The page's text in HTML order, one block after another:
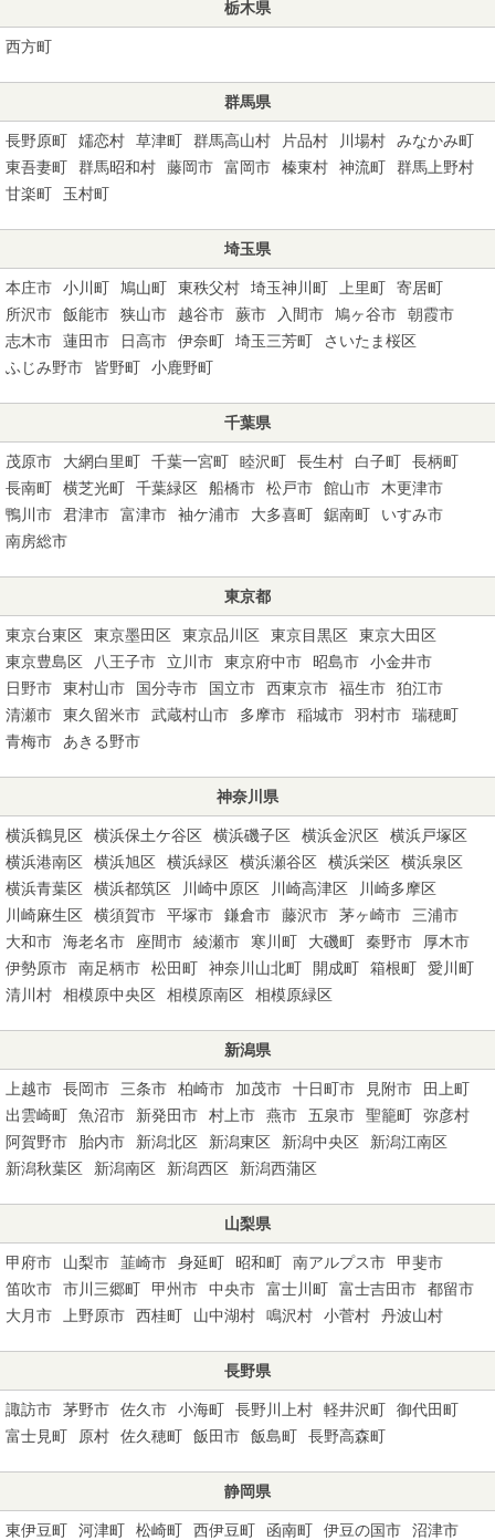
栃木県
西方町
群馬県
長野原町 嬬恋村 草津町 群馬高山村 片品村 川場村
みなかみ町
東吾妻町
群馬昭和村 藤岡市 富岡市 榛東村 神流町
群馬上野村
甘楽町
玉村町
埼玉県
本庄市 小川町 鳩山町 東秩父村 埼玉神川町 上里町
寄居町
所沢市
飯能市 狭山市 越谷市 蕨市 入間市 鳩ヶ谷市
朝霞市
志木市
蓮田市 日高市 伊奈町 埼玉三芳町
さいたま桜区
ふじみ野市
皆野町 小鹿野町
千葉県
茂原市 大網白里町 千葉一宮町 睦沢町 長生村 白子町
長柄町
長南町
横芝光町 千葉緑区 船橋市 松戸市 館山市
木更津市
鴨川市
君津市 富津市 袖ケ浦市 大多喜町 鋸南町
いすみ市
南房総市
東京都
東京台東区 東京墨田区 東京品川区 東京目黒区
東京大田区
東京豊島区
八王子市 立川市 東京府中市 昭島市
小金井市
日野市
東村山市 国分寺市 国立市 西東京市 福生市
狛江市
清瀬市
東久留米市 武蔵村山市 多摩市 稲城市 羽村市
瑞穂町
青梅市
あきる野市
神奈川県
横浜鶴見区 横浜保土ケ谷区 横浜磯子区 横浜金沢区
横浜戸塚区
横浜港南区
横浜旭区 横浜緑区 横浜瀬谷区 横浜栄区
横浜泉区
横浜青葉区
横浜都筑区 川崎中原区 川崎高津区
川崎多摩区
川崎麻生区
横須賀市 平塚市 鎌倉市 藤沢市 茅ヶ崎市
三浦市
大和市
海老名市 座間市 綾瀬市 寒川町 大磯町 秦野市
厚木市
伊勢原市
南足柄市 松田町 神奈川山北町 開成町 箱根町
愛川町
清川村
相模原中央区 相模原南区 相模原緑区
新潟県
上越市 長岡市 三条市 柏崎市 加茂市 十日町市 見附市
田上町
出雲崎町
魚沼市 新発田市 村上市 燕市 五泉市 聖籠町
弥彦村
阿賀野市
胎内市 新潟北区 新潟東区 新潟中央区
新潟江南区
新潟秋葉区
新潟南区 新潟西区 新潟西蒲区
山梨県
甲府市 山梨市 韮崎市 身延町 昭和町 南アルプス市
甲斐市
笛吹市
市川三郷町 甲州市 中央市 富士川町 富士吉田市
都留市
大月市
上野原市 西桂町 山中湖村 鳴沢村 小菅村 丹波山村
長野県
諏訪市 茅野市 佐久市 小海町 長野川上村 軽井沢町
御代田町
富士見町
原村 佐久穂町 飯田市 飯島町 長野高森町
静岡県
東伊豆町 河津町 松崎町 西伊豆町 函南町 伊豆の国市
沼津市